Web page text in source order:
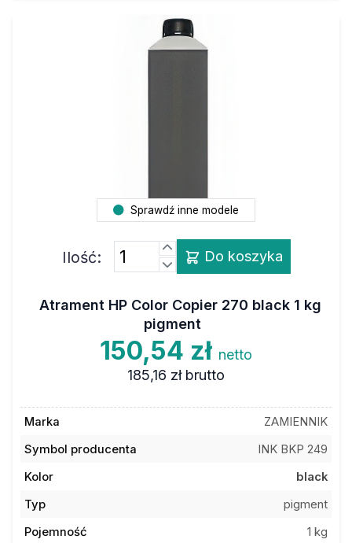
Sprawdź inne modele
Ilość: Do koszyka
Atrament HP Color Copier 270 black 1 kg
pigment
150,54 zł netto
185,16 zł brutto
Marka
ZAMIENNIK
Symbol producenta
INK BKP 249
Kolor
black
Typ
pigment
Pojemność
1 kg